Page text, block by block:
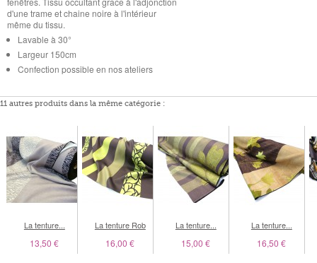
d'une trame et chaine noire à l'intérieur
même du tissu.
Lavable à 30°
Largeur 150cm
Confection possible en nos ateliers
11 autres produits dans la même catégorie :
La tenture...
13,50 €
La tenture Rob
16,00 €
La tenture...
15,00 €
La tenture...
16,50 €